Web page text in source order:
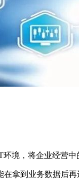
境，将企业经营
拿到业务数据后